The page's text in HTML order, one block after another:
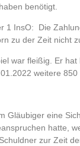
benötigt.
1 InsO: Die
zu der Zeit nicht
war fleißig. Er
weitere 850
Gläubiger eine
hatte,
zur Zeit